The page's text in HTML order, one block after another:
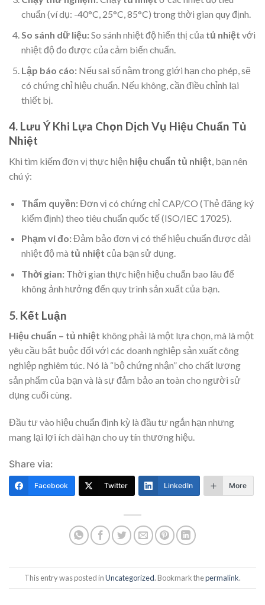
chuẩn (ví dụ: -40°C, 25°C, 85°C) trong thời gian quy định.
So sánh dữ liệu:So sánh nhiệt độ hiển thị của tủ nhiệt với
nhiệt độ đo được của cảm biến chuẩn.
Lập báo cáo:Nếu sai số nằm trong giới hạn cho phép, sẽ
có chứng chỉ hiệu chuẩn. Nếu không, cần điều chỉnh lại
thiết bị.
4. Lưu Ý Khi Lựa Chọn Dịch Vụ Hiệu Chuẩn Tủ
Nhiệt
Khi tìm kiếm đơn vị thực hiện hiệu chuẩn tủ nhiệt, bạn nên
chú ý:
Thẩm quyền:Đơn vị có chứng chỉ CAP/CO (Thẻ đăng ký
kiểm định) theo tiêu chuẩn quốc tế (ISO/IEC 17025).
Phạm vi đo:Đảm bảo đơn vị có thể hiệu chuẩn được dải
nhiệt độ mà tủ nhiệt của bạn sử dụng.
Thời gian:Thời gian thực hiện hiệu chuẩn bao lâu để
không ảnh hưởng đến quy trình sản xuất của bạn.
5. Kết Luận
Hiệu chuẩn – tủ nhiệt không phải là một lựa chọn, mà là một
yêu cầu bắt buộc đối với các doanh nghiệp sản xuất công
nghiệp nghiêm túc. Nó là “bộ chứng nhận” cho chất lượng
sản phẩm của bạn và là sự đảm bảo an toàn cho người sử
dụng cuối cùng.
Đầu tư vào hiệu chuẩn định kỳ là đầu tư ngắn hạn nhưng
mang lại lợi ích dài hạn cho uy tín thương hiệu.
Share via:
Facebook Twitter LinkedIn More
This entry was posted inUncategorized. Bookmark thepermalink.